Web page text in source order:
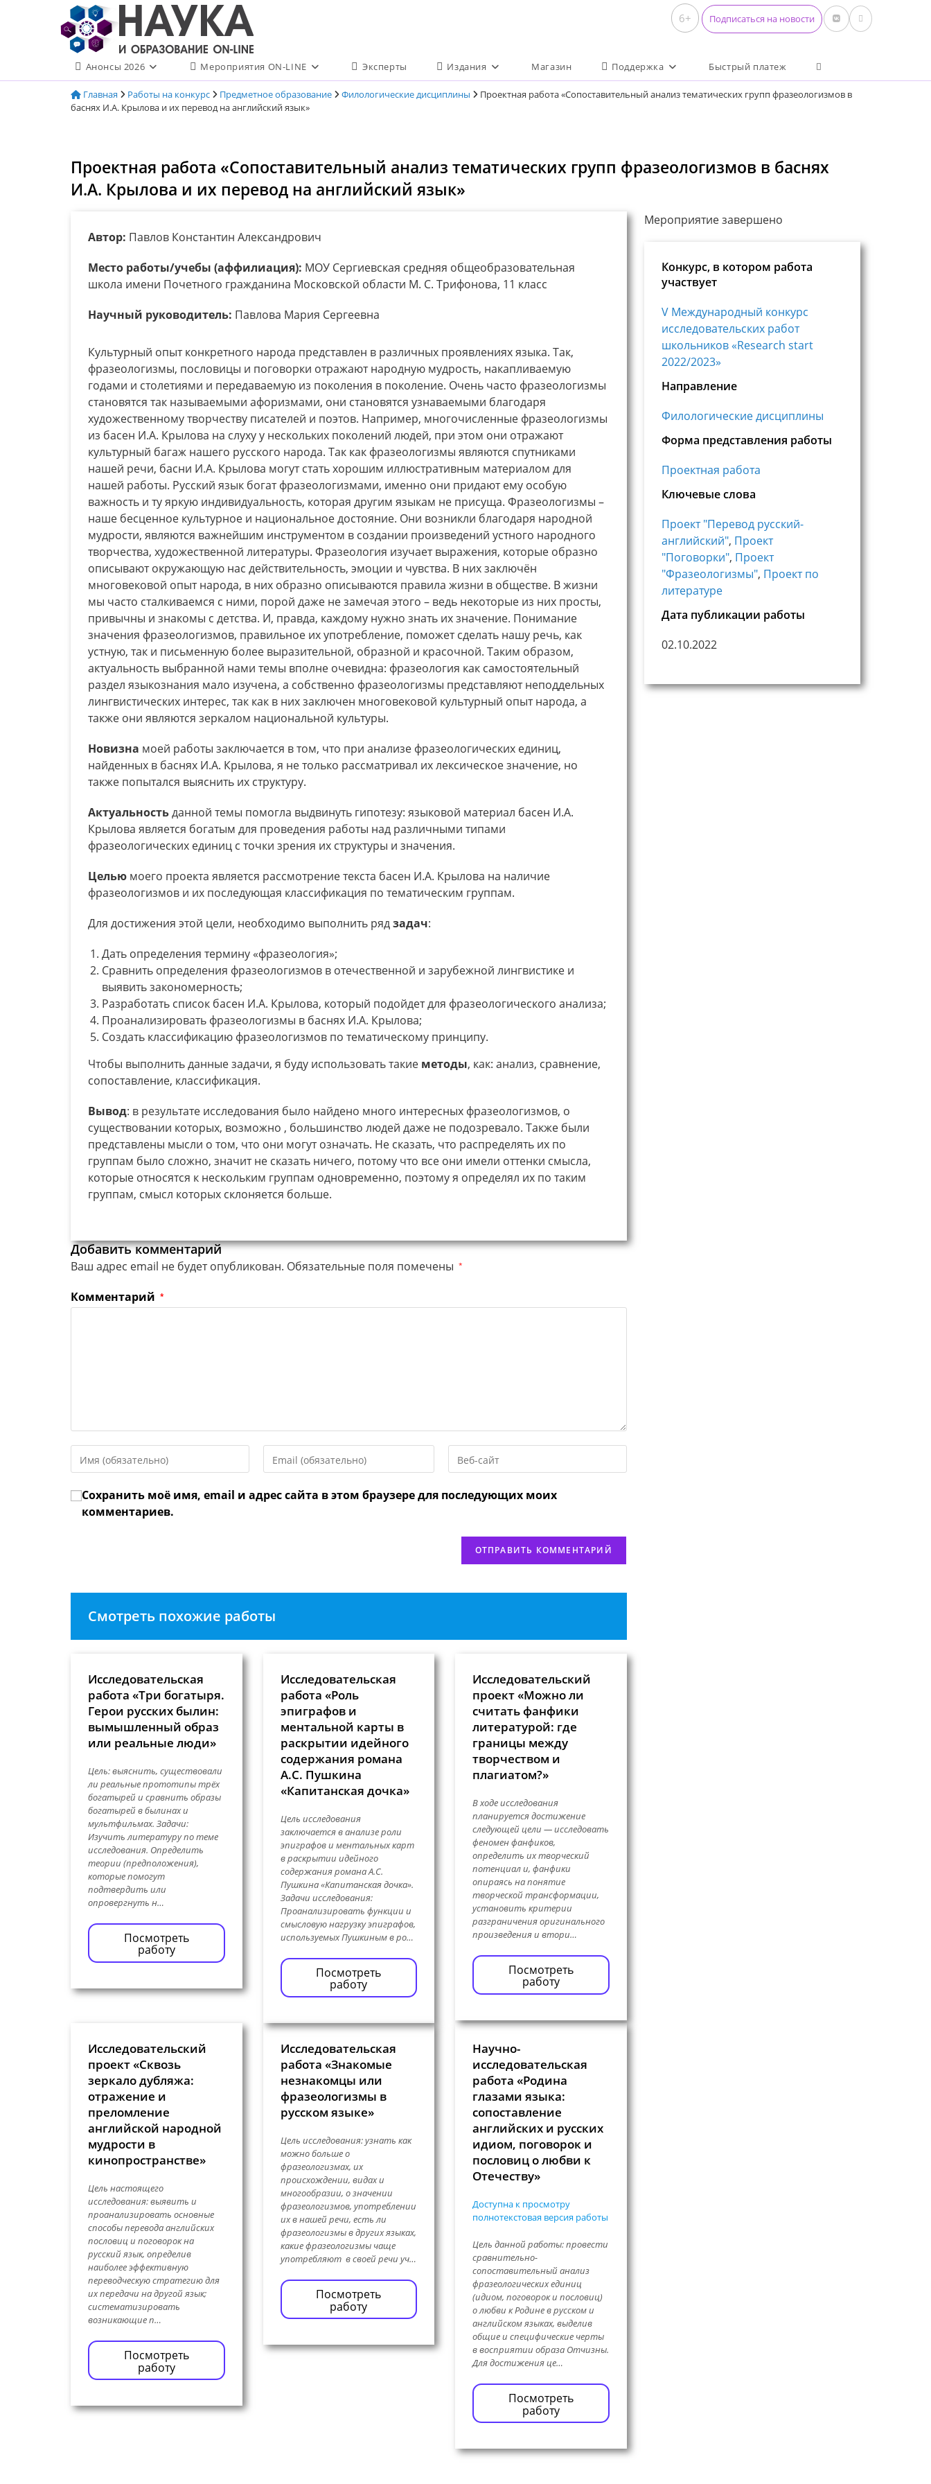
содержимому
6+ Подписаться на новости
Анонсы 2026 Мероприятия ON-LINE Эксперты Издания Магазин Поддержка Быстрый платеж Переключить поиск по
Главная Работы на конкурс Предметное образование Филологические дисциплины
Проектная работа «Сопоставительный анализ тематических групп фразеологизмов в
баснях И.А. Крылова и их перевод на английский язык»
Проектная работа «Сопоставительный анализ тематических групп фразеологизмов в баснях
И.А. Крылова и их перевод на английский язык»
Автор: Павлов Константин Александрович
Место работы/учебы (аффилиация): МОУ Сергиевская средняя общеобразовательная
школа имени Почетного гражданина Московской области М. С. Трифонова, 11 класс
Научный руководитель: Павлова Мария Сергеевна
Культурный опыт конкретного народа представлен в различных проявлениях языка. Так,
фразеологизмы, пословицы и поговорки отражают народную мудрость, накапливаемую
годами и столетиями и передаваемую из поколения в поколение. Очень часто фразеологизмы
становятся так называемыми афоризмами, они становятся узнаваемыми благодаря
художественному творчеству писателей и поэтов. Например, многочисленные фразеологизмы
из басен И.А. Крылова на слуху у нескольких поколений людей, при этом они отражают
культурный багаж нашего русского народа. Так как фразеологизмы являются спутниками
нашей речи, басни И.А. Крылова могут стать хорошим иллюстративным материалом для
нашей работы. Русский язык богат фразеологизмами, именно они придают ему особую
важность и ту яркую индивидуальность, которая другим языкам не присуща. Фразеологизмы –
наше бесценное культурное и национальное достояние. Они возникли благодаря народной
мудрости, являются важнейшим инструментом в создании произведений устного народного
творчества, художественной литературы. Фразеология изучает выражения, которые образно
описывают окружающую нас действительность, эмоции и чувства. В них заключён
многовековой опыт народа, в них образно описываются правила жизни в обществе. В жизни
мы часто сталкиваемся с ними, порой даже не замечая этого – ведь некоторые из них просты,
привычны и знакомы с детства. И, правда, каждому нужно знать их значение. Понимание
значения фразеологизмов, правильное их употребление, поможет сделать нашу речь, как
устную, так и письменную более выразительной, образной и красочной. Таким образом,
актуальность выбранной нами темы вполне очевидна: фразеология как самостоятельный
раздел языкознания мало изучена, а собственно фразеологизмы представляют неподдельных
лингвистических интерес, так как в них заключен многовековой культурный опыт народа, а
также они являются зеркалом национальной культуры.
Новизна моей работы заключается в том, что при анализе фразеологических единиц,
найденных в баснях И.А. Крылова, я не только рассматривал их лексическое значение, но
также попытался выяснить их структуру.
Актуальностьданной темы помогла выдвинуть гипотезу: языковой материал басен И.А.
Крылова является богатым для проведения работы над различными типами
фразеологических единиц с точки зрения их структуры и значения.
Целью моего проекта является рассмотрение текста басен И.А. Крылова на наличие
фразеологизмов и их последующая классификация по тематическим группам.
Для достижения этой цели, необходимо выполнить рядзадач:
Дать определения термину «фразеология»;
Сравнить определения фразеологизмов в отечественной и зарубежной лингвистике и
выявить закономерность;
Разработать список басен И.А. Крылова, который подойдет для фразеологического анализа;
Проанализировать фразеологизмы в баснях И.А. Крылова;
Создать классификацию фразеологизмов по тематическому принципу.
Чтобы выполнить данные задачи, я буду использовать такие методы, как: анализ, сравнение,
сопоставление, классификация.
Вывод: в результате исследования было найдено много интересных фразеологизмов, о
существовании которых, возможно , большинство людей даже не подозревало. Также были
представлены мысли о том, что они могут означать. Не сказать, что распределять их по
группам было сложно, значит не сказать ничего, потому что все они имели оттенки смысла,
которые относятся к нескольким группам одновременно, поэтому я определял их по таким
группам, смысл которых склоняется больше.
Добавить комментарий
Ваш адрес email не будет опубликован. Обязательные поля помечены *
Комментарий *
свое
или
имя
свой
адрес,
URL
веб-
Сохранить моё имя, email и адрес сайта в этом браузере для последующих моих
комментариев.
Смотреть похожие работы
Исследовательская
работа «Три богатыря.
Герои русских былин:
вымышленный образ
или реальные люди»
Цель: выяснить, существовали
ли реальные прототипы трёх
богатырей и сравнить образы
богатырей в былинах и
мультфильмах. Задачи:
Изучить литературу по теме
исследования. Определить
теории (предположения),
которые помогут
подтвердить или
опровергнуть н…
Посмотреть
работу
Исследовательская
работа «Роль
эпиграфов и
ментальной карты в
раскрытии идейного
содержания романа
А.С. Пушкина
«Капитанская дочка»
Цель исследования
заключается в анализе роли
эпиграфов и ментальных карт
в раскрытии идейного
содержания романа А.С.
Пушкина «Капитанская дочка».
Задачи исследования:
Проанализировать функции и
смысловую нагрузку эпиграфов,
используемых Пушкиным в ро…
Посмотреть
работу
Исследовательский
проект «Можно ли
считать фанфики
литературой: где
границы между
творчеством и
плагиатом?»
В ходе исследования
планируется достижение
следующей цели — исследовать
феномен фанфиков,
определить их творческий
потенциал и, фанфики
опираясь на понятие
творческой трансформации,
установить критерии
разграничения оригинального
произведения и втори…
Посмотреть
работу
Исследовательский
проект «Сквозь
зеркало дубляжа:
отражение и
преломление
английской народной
мудрости в
кинопространстве»
Цель настоящего
исследования: выявить и
проанализировать основные
способы перевода английских
пословиц и поговорок на
русский язык, определив
наиболее эффективную
переводческую стратегию для
их передачи на другой язык;
систематизировать
возникающие п…
Посмотреть
работу
Исследовательская
работа «Знакомые
незнакомцы или
фразеологизмы в
русском языке»
Цель исследования: узнать как
можно больше о
фразеологизмах, их
происхождении, видах и
многообразии, о значении
фразеологизмов, употреблении
их в нашей речи, есть ли
фразеологизмы в других языках,
какие фразеологизмы чаще
употребляют в своей речи уч…
Посмотреть
работу
Научно-
исследовательская
работа «Родина
глазами языка:
сопоставление
английских и русских
идиом, поговорок и
пословиц о любви к
Отечеству»
Доступна к просмотру
полнотекстовая версия работы
Цель данной работы: провести
сравнительно-
сопоставительный анализ
фразеологических единиц
(идиом, поговорок и пословиц)
о любви к Родине в русском и
английском языках, выделив
общие и специфические черты
в восприятии образа Отчизны.
Для достижения це…
Посмотреть
работу
Мероприятие завершено
Конкурс, в котором работа
участвует
V Международный конкурс
исследовательских работ
школьников «Research start
2022/2023»
Направление
Филологические дисциплины
Форма представления работы
Проектная работа
Ключевые слова
Проект "Перевод русский-
английский", Проект
"Поговорки", Проект
"Фразеологизмы", Проект по
литературе
Дата публикации работы
02.10.2022